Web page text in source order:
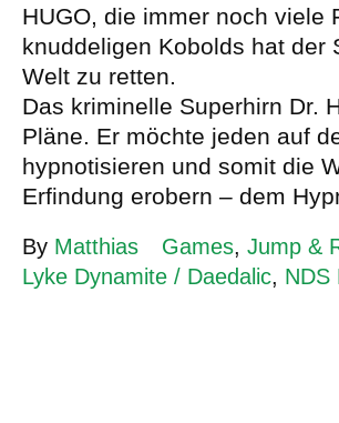
HUGO, die immer noch viele
knuddeligen Kobolds hat der
Welt zu retten.
Das kriminelle Superhirn Dr.
Pläne. Er möchte jeden auf
hypnotisieren und somit die
Erfindung erobern – dem
By Matthias Games, Jump &
Lyke Dynamite / Daedalic, NDS